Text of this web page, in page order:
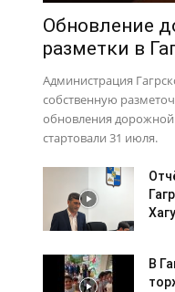
Обновление
разметки в
Администрация
собственную
обновления
стартовали 31 июля.
В